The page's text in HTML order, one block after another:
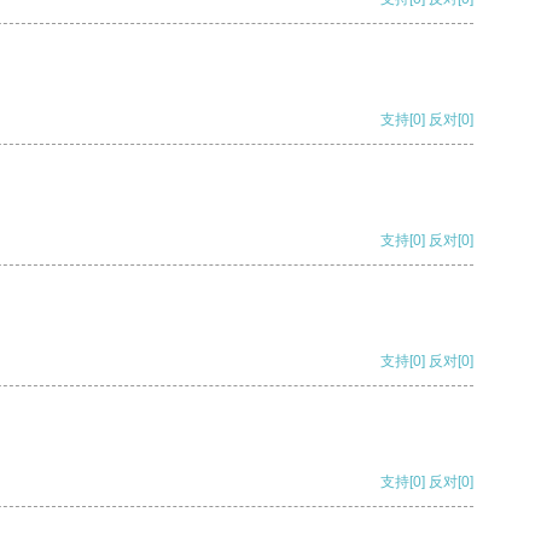
支持[0] 反对[0]
支持[0] 反对[0]
支持[0] 反对[0]
支持[0] 反对[0]